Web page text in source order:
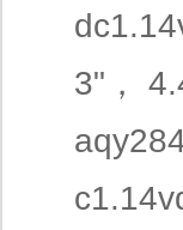
3"，